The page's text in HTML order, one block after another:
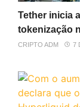
Tether inicia
tokenização
CRIPTO ADM 7